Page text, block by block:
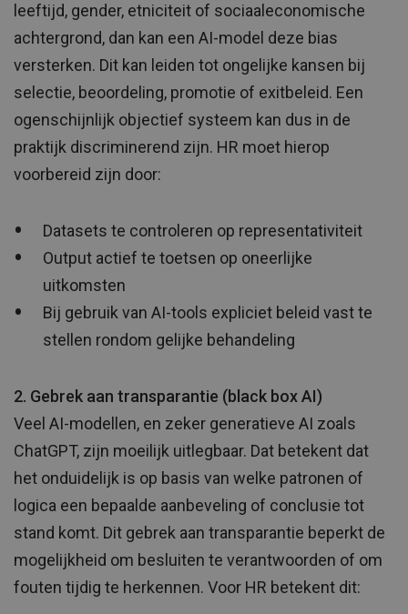
leeftijd, gender, etniciteit of sociaaleconomische
achtergrond, dan kan een AI-model deze bias
versterken. Dit kan leiden tot ongelijke kansen bij
selectie, beoordeling, promotie of exitbeleid. Een
ogenschijnlijk objectief systeem kan dus in de
praktijk discriminerend zijn. HR moet hierop
voorbereid zijn door:
Datasets te controleren op representativiteit
Output actief te toetsen op oneerlijke
uitkomsten
Bij gebruik van AI-tools expliciet beleid vast te
stellen rondom gelijke behandeling
2. Gebrek aan transparantie (black box AI)
Veel AI-modellen, en zeker generatieve AI zoals
ChatGPT, zijn moeilijk uitlegbaar. Dat betekent dat
het onduidelijk is op basis van welke patronen of
logica een bepaalde aanbeveling of conclusie tot
stand komt. Dit gebrek aan transparantie beperkt de
mogelijkheid om besluiten te verantwoorden of om
fouten tijdig te herkennen. Voor HR betekent dit: